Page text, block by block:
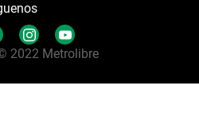
2022 Metrolibre